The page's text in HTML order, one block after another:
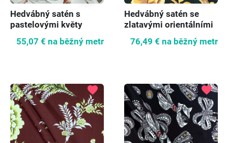
Hedvábný satén s
pastelovými květy
55,07 € na běžný metr
Hedvábný satén se
zlatavými orientálními
76,49 € na běžný metr
favorite favorite